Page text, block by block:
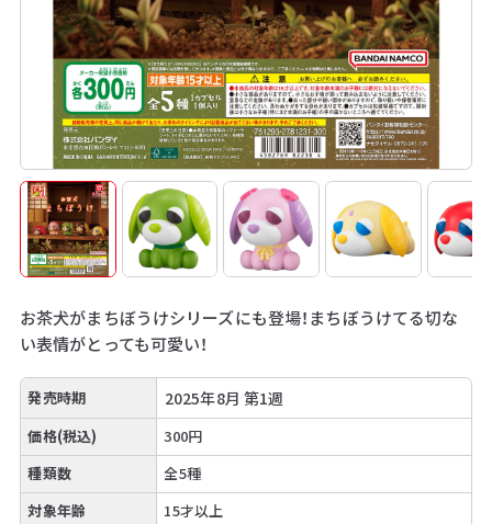
お茶犬がまちぼうけシリーズにも登場！まちぼうけてる切な
い表情がとっても可愛い！
発売時期 2025年8月 第1週
価格(税込)
300円
種類数
全5種
対象年齢
15才以上